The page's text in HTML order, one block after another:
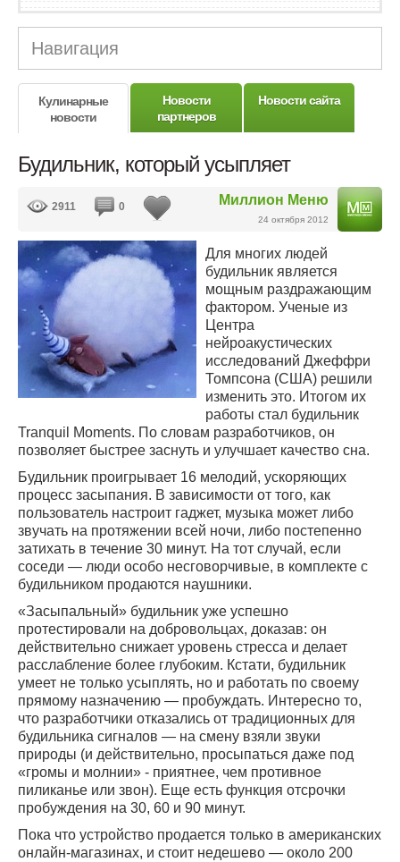
Навигация
Кулинарные
новости
Новости
партнеров
Новости сайта
Будильник, который усыпляет
Миллион Меню
24 октября 2012
2911 0
Для многих людей
будильник является
мощным раздражающим
фактором. Ученые из
Центра
нейроакустических
исследований Джеффри
Томпсона (США) решили
изменить это. Итогом их
работы стал будильник
Tranquil Moments. По словам разработчиков, он
позволяет быстрее заснуть и улучшает качество сна.
Будильник проигрывает 16 мелодий, ускоряющих
процесс засыпания. В зависимости от того, как
пользователь настроит гаджет, музыка может либо
звучать на протяжении всей ночи, либо постепенно
затихать в течение 30 минут. На тот случай, если
соседи — люди особо несговорчивые, в комплекте с
будильником продаются наушники.
«Засыпальный» будильник уже успешно
протестировали на добровольцах, доказав: он
действительно снижает уровень стресса и делает
расслабление более глубоким. Кстати, будильник
умеет не только усыплять, но и работать по своему
прямому назначению — пробуждать. Интересно то,
что разработчики отказались от традиционных для
будильника сигналов — на смену взяли звуки
природы (и действительно, просыпаться даже под
«громы и молнии» - приятнее, чем противное
пиликанье или звон). Еще есть функция отсрочки
пробуждения на 30, 60 и 90 минут.
Пока что устройство продается только в американских
онлайн-магазинах, и стоит недешево — около 200